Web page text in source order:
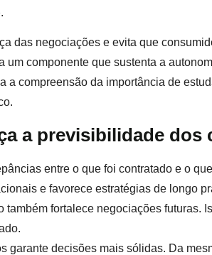
das negociações e evita que
um componente que sustenta a
a compreensão da importância de
a previsibilidade dos
entre o que foi contratado e o
e favorece estratégias de longo
fortalece negociações futuras.
garante decisões mais sólidas. Da